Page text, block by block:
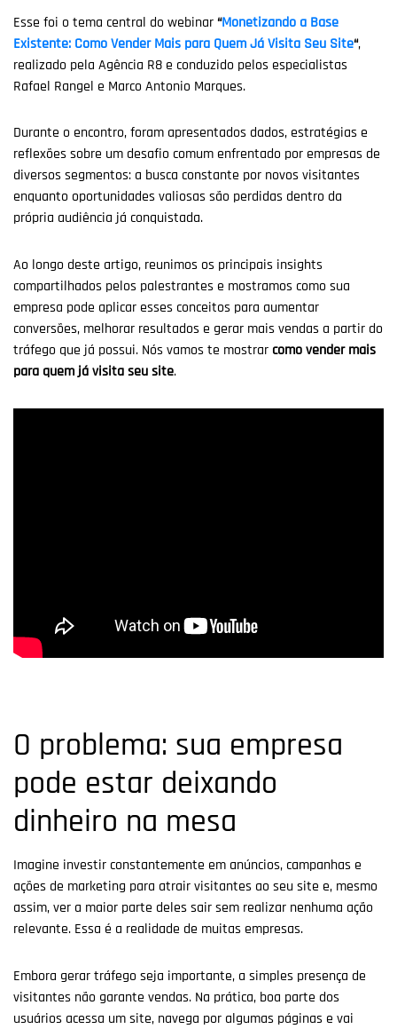
Esse foi o tema central do webinar“Monetizando a Base
Existente: Como Vender Mais para Quem Já Visita Seu Site“,
realizado pela Agência R8 e conduzido pelos especialistas
Rafael Rangel e Marco Antonio Marques.
Durante o encontro, foram apresentados dados, estratégias e
reflexões sobre um desafio comum enfrentado por empresas de
diversos segmentos: a busca constante por novos visitantes
enquanto oportunidades valiosas são perdidas dentro da
própria audiência já conquistada.
Ao longo deste artigo, reunimos os principais insights
compartilhados pelos palestrantes e mostramos como sua
empresa pode aplicar esses conceitos para aumentar
conversões, melhorar resultados e gerar mais vendas a partir do
tráfego que já possui. Nós vamos te mostrar como vender mais
para quem já visita seu site.
O problema: sua empresa
pode estar deixando
dinheiro na mesa
Imagine investir constantemente em anúncios, campanhas e
ações de marketing para atrair visitantes ao seu site e, mesmo
assim, ver a maior parte deles sair sem realizar nenhuma ação
relevante. Essa é a realidade de muitas empresas.
Embora gerar tráfego seja importante, a simples presença de
visitantes não garante vendas. Na prática, boa parte dos
usuários acessa um site, navega por algumas páginas e vai